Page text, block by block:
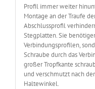
Profil immer weiter
Montage an der Traufe
Abschlussprofil
Stegplatten. Sie
Verbindungsprofilen,
Schraube durch das
großer Tropfkante
und verschmutzt nach
Haltewinkel.